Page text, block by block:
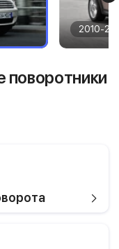
2010-
поворотники